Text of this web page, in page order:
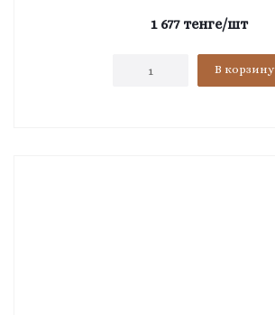
1 677тенге/шт
В корзину